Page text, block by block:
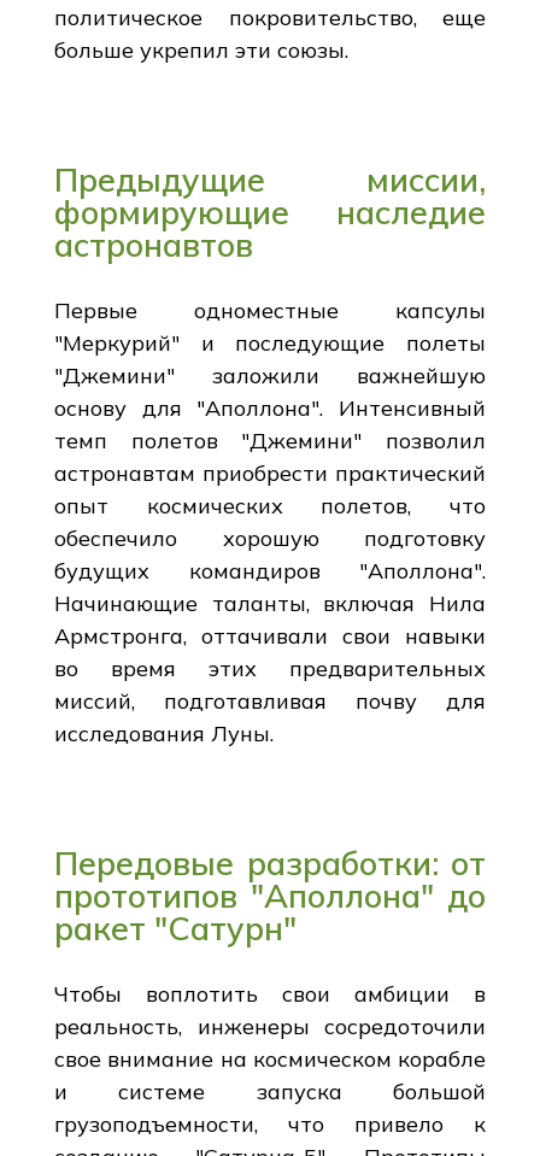
политическое покровительство, еще
больше укрепил эти союзы.
Предыдущие миссии,
формирующие наследие
астронавтов
Первые одноместные капсулы
"Меркурий" и последующие полеты
"Джемини" заложили важнейшую
основу для "Аполлона". Интенсивный
темп полетов "Джемини" позволил
астронавтам приобрести практический
опыт космических полетов, что
обеспечило хорошую подготовку
будущих командиров "Аполлона".
Начинающие таланты, включая Нила
Армстронга, оттачивали свои навыки
во время этих предварительных
миссий, подготавливая почву для
исследования Луны.
Передовые разработки: от
прототипов "Аполлона" до
ракет "Сатурн"
Чтобы воплотить свои амбиции в
реальность, инженеры сосредоточили
свое внимание на космическом корабле
и системе запуска большой
грузоподъемности, что привело к